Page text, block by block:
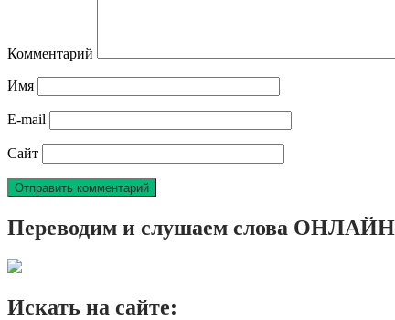
Комментарий
Имя
E-mail
Сайт
Переводим и слушаем слова
Искать на сайте: